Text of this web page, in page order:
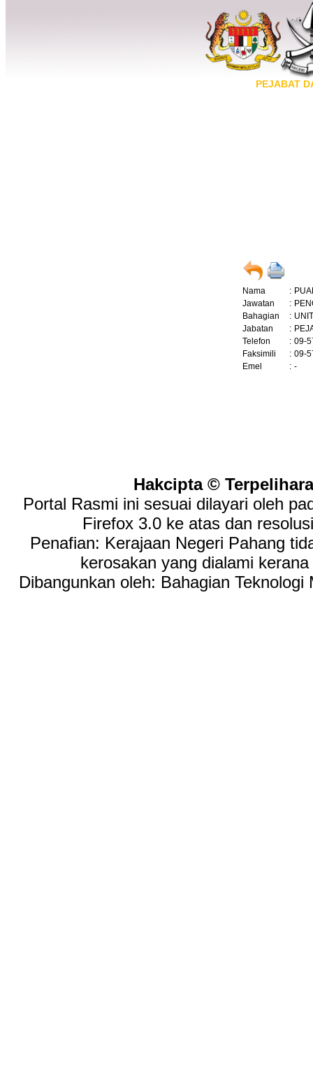
PEJABAT
Nama :
Jawatan
:
Bahagian
:
Jabatan
:
Telefon
: 09-
Faksimili
: 09-
Emel
: -
Hakcipta ©
Portal Rasmi ini sesuai dilayari oleh
Firefox 3.0 ke atas dan
Penafian: Kerajaan Negeri Pahang
kerosakan yang dialami
Dibangunkan oleh: Bahagian